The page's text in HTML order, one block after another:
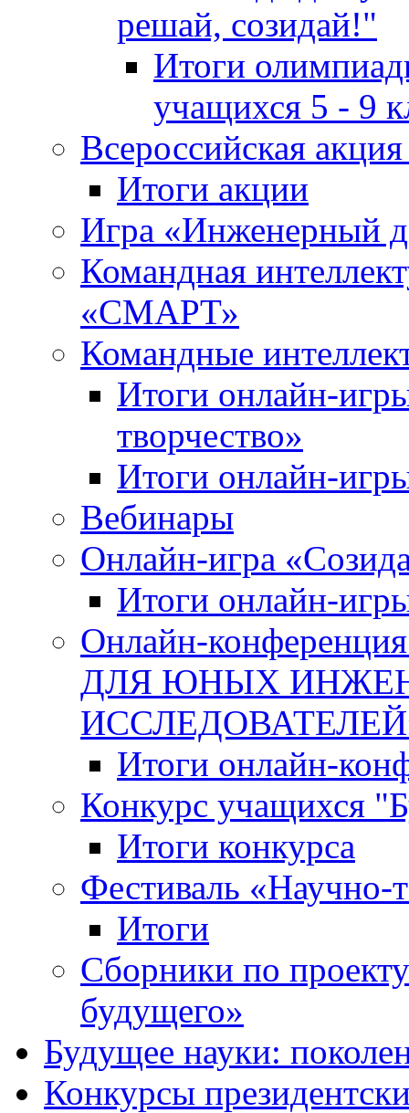
решай, созидай!"
Итоги
учащихся 5 - 9
Всероссийская
Итоги акции
Игра «Инженерный
Командная
«СМАРТ»
Командные
Итоги онлайн-
творчество»
Итоги онлайн-
Вебинары
Онлайн-игра
Итоги онлайн-
Онлайн-
ДЛЯ ЮНЫХ
Итоги онлайн-
Конкурс учащихся
Итоги конкурса
Фестиваль «Научно-
Итоги
Сборники по
будущего»
Будущее науки:
Конкурсы